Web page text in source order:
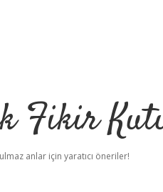
Fikir
anlar için yaratıcı öneriler!